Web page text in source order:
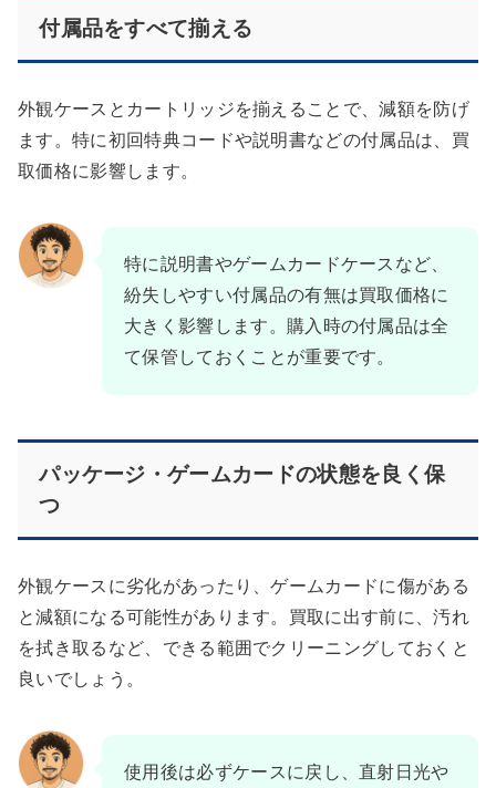
付属品をすべて揃える
外観ケースとカートリッジを揃えることで、減額を防げ
ます。特に初回特典コードや説明書などの付属品は、買
取価格に影響します。
特に説明書やゲームカードケースなど、
紛失しやすい付属品の有無は買取価格に
大きく影響します。購入時の付属品は全
て保管しておくことが重要です。
パッケージ・ゲームカードの状態を良く保
つ
外観ケースに劣化があったり、ゲームカードに傷がある
と減額になる可能性があります。買取に出す前に、汚れ
を拭き取るなど、できる範囲でクリーニングしておくと
良いでしょう。
使用後は必ずケースに戻し、直射日光や